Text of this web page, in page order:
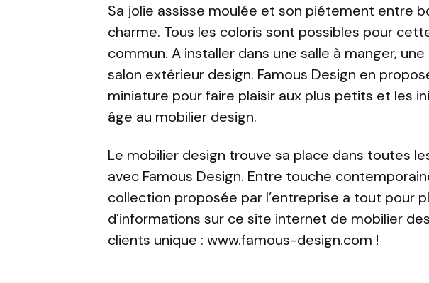
Sa jolie assisse moulée et son piétement entre
charme. Tous les coloris sont possibles pour
commun. A installer dans une salle à manger,
salon extérieur design. Famous Design en
miniature pour faire plaisir aux plus petits et les
âge au mobilier design.
Le mobilier design trouve sa place dans toutes
avec Famous Design. Entre touche
collection proposée par l’entreprise a tout pour
d’informations sur ce site internet de mobilier
clients unique : www.famous-design.com !